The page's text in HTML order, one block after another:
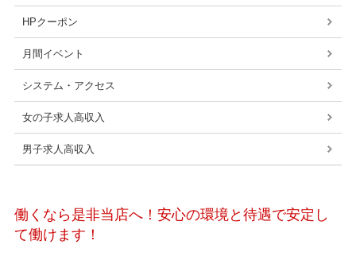
HPクーポン
月間イベント
システム・アクセス
女の子求人高収入
男子求人高収入
働くなら是非当店へ！安心の環境と待遇で安定し
て働けます！